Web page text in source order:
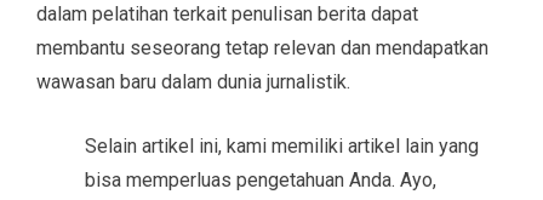
dalam pelatihan terkait penulisan berita dapat
membantu seseorang tetap relevan dan mendapatkan
wawasan baru dalam dunia jurnalistik.
Selain artikel ini, kami memiliki artikel lain yang
bisa memperluas pengetahuan Anda. Ayo,